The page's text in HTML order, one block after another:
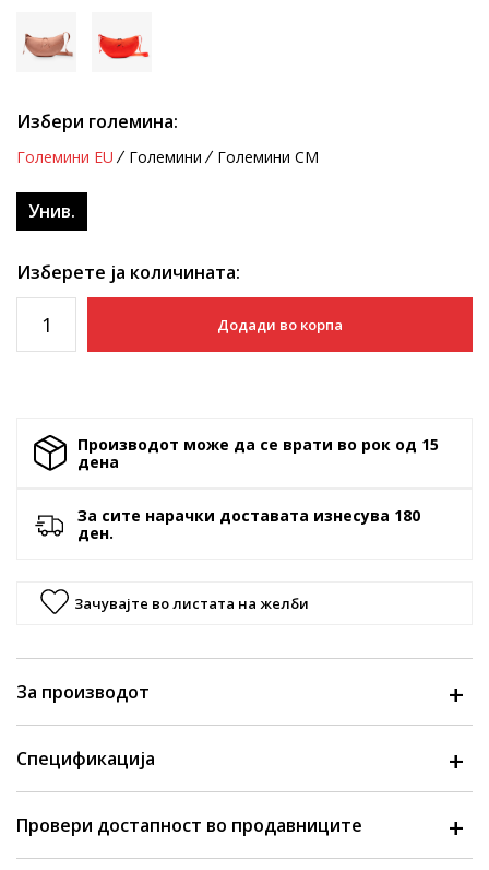
Избери големина:
Големини EU Големини Големини CM
Унив.
Изберете ја количината:
Додади во корпа
Производот може да се врати во рок од 15
денa
За сите нарачки доставата изнесува 180
ден.
Зачувајте во листата на желби
За производот
Спецификација
Провери достапност во продавниците